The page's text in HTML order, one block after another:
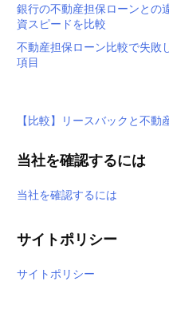
銀行の不動産担保ローンとの
資スピードを比較
不動産担保ローン比較で失敗
項目
【比較】リースバックと不動
当社を確認するには
当社を確認するには
サイトポリシー
サイトポリシー